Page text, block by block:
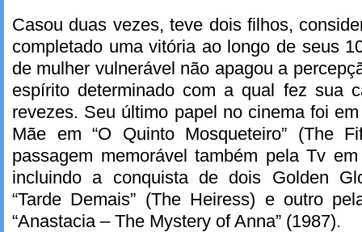
Casou duas vezes, teve dois filhos,
completado uma vitória ao longo de seus
de mulher vulnerável não apagou a
espírito determinado com a qual fez sua
revezes. Seu último papel no cinema foi
Mãe em “O Quinto Mosqueteiro” (The
passagem memorável também pela Tv
incluindo a conquista de dois Golden
“Tarde Demais” (The Heiress) e outro
“Anastacia – The Mystery of Anna” (1987).